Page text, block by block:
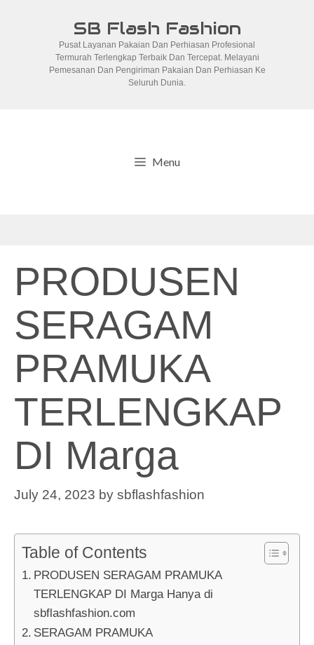
SB Flash Fashion
Pusat Layanan Pakaian Dan Perhiasan Profesional
Termurah Terlengkap Terbaik Dan Tercepat. Melayani
Pemesanan Dan Pengiriman Pakaian Dan Perhiasan Ke
Seluruh Dunia.
Menu
PRODUSEN
SERAGAM
PRAMUKA
TERLENGKAP
DI Marga
July 24, 2023 by sbflashfashion
Table of Contents
PRODUSEN SERAGAM PRAMUKA
TERLENGKAP DI Marga Hanya di
sbflashfashion.com
SERAGAM PRAMUKA